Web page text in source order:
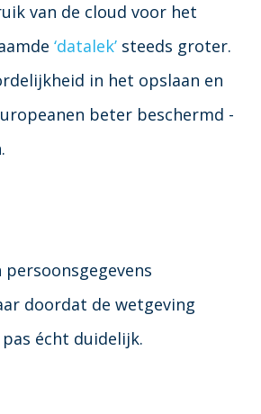
van de cloud voor het
‘datalek’ steeds groter.
in het opslaan en
beter beschermd -
doordat de wetgeving
écht duidelijk.